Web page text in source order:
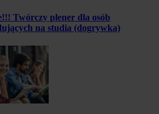
Twórczy plener dla osób
na studia (dogrywka)